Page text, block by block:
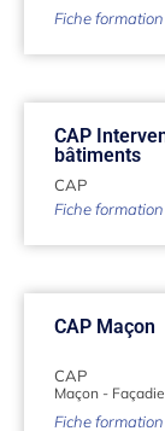
Fiche formation
CAP
bâtiments
CAP
Fiche formation
CAP Maçon
CAP
Maçon -
Fiche formation